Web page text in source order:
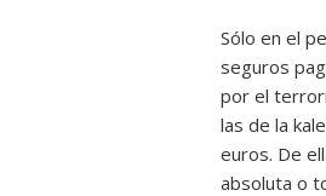
Sólo en el
seguros
por el
las de la
euros. De
absoluta o